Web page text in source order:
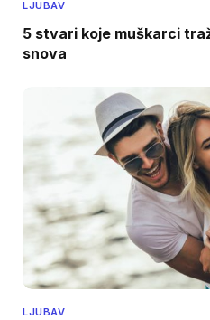
LJUBAV
5 stvari koje muškarci
snova
LJUBAV